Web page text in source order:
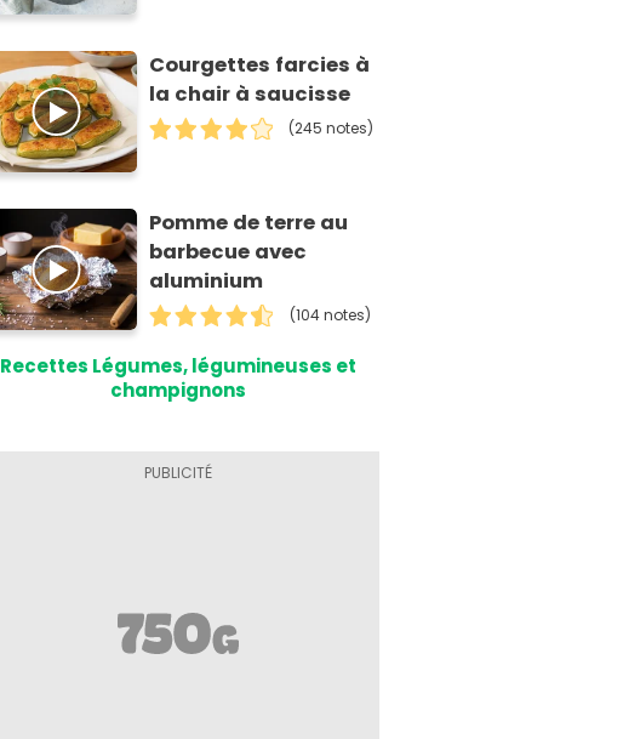
Courgettes farcies à
la chair à saucisse
(245 notes)
Pomme de terre au
barbecue avec
aluminium
(104 notes)
Recettes Légumes, légumineuses et
champignons